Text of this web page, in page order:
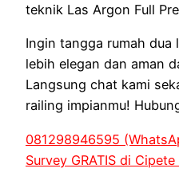
teknik Las Argon Full
Ingin tangga rumah dua
lebih elegan dan aman
Langsung chat kami
railing impianmu!
081298946595
Survey GRATIS di